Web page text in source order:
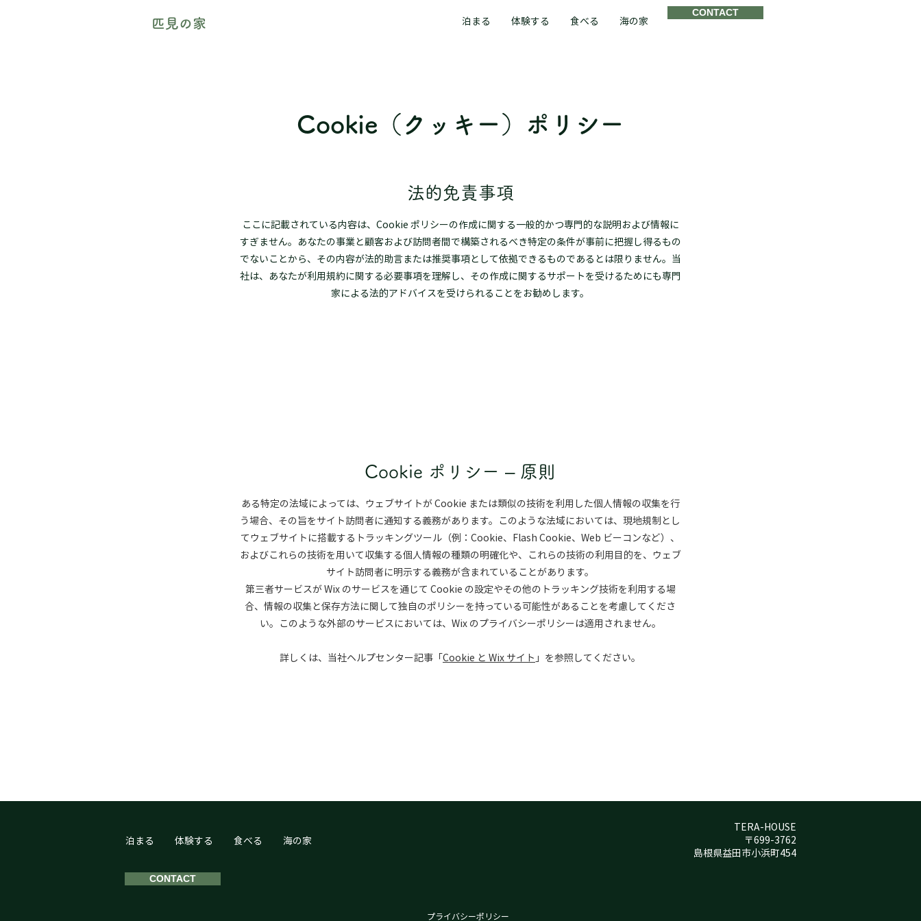
匹見の家 泊まる 体験する 食べる 海の家
CONTACT
Cookie（クッキー）ポリシー
法的免責事項
ここに記載されている内容は、Cookie ポリシーの作成に関する一般的かつ専門的な説明および情報に
すぎません。あなたの事業と顧客および訪問者間で構築されるべき特定の条件が事前に把握し得るもの
でないことから、その内容が法的助言または推奨事項として依拠できるものであるとは限りません。当
社は、あなたが利用規約に関する必要事項を理解し、その作成に関するサポートを受けるためにも専門
家による法的アドバイスを受けられることをお勧めします。
Cookie ポリシー – 原則
ある特定の法域によっては、ウェブサイトが Cookie または類似の技術を利用した個人情報の収集を行
う場合、その旨をサイト訪問者に通知する義務があります。このような法域においては、現地規制とし
てウェブサイトに搭載するトラッキングツール（例：Cookie、Flash Cookie、Web ビーコンなど）、
およびこれらの技術を用いて収集する個人情報の種類の明確化や、これらの技術の利用目的を、ウェブ
サイト訪問者に明示する義務が含まれていることがあります。
第三者サービスが Wix のサービスを通じて Cookie の設定やその他のトラッキング技術を利用する場
合、情報の収集と保存方法に関して独自のポリシーを持っている可能性があることを考慮してくださ
い。このような外部のサービスにおいては、Wix のプライバシーポリシーは適用されません。
詳しくは、当社ヘルプセンター記事「Cookie と Wix サイト 」を参照してください。
泊まる 体験する 食べる 海の家
TERA-HOUSE
〒699-3762
島根県益田市小浜町454
CONTACT
プライバシーポリシー